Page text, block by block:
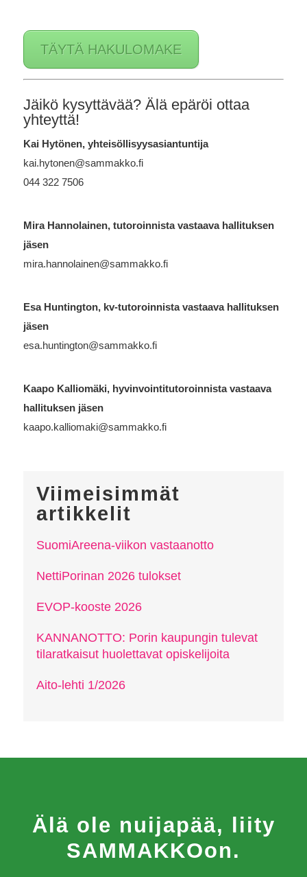
TÄYTÄ HAKULOMAKE
Jäikö kysyttävää? Älä epäröi ottaa
yhteyttä!
Kai Hytönen, yhteisöllisyysasiantuntija
kai.hytonen@sammakko.fi
044 322 7506
Mira Hannolainen, tutoroinnista vastaava hallituksen
jäsen
mira.hannolainen@sammakko.fi
Esa Huntington, kv-tutoroinnista vastaava hallituksen
jäsen
esa.huntington@sammakko.fi
Kaapo Kalliomäki, hyvinvointitutoroinnista vastaava
hallituksen jäsen
kaapo.kalliomaki@sammakko.fi
Viimeisimmät
artikkelit
SuomiAreena-viikon vastaanotto
NettiPorinan 2026 tulokset
EVOP-kooste 2026
KANNANOTTO: Porin kaupungin tulevat
tilaratkaisut huolettavat opiskelijoita
Aito-lehti 1/2026
Älä ole nuijapää, liity
SAMMAKKOon.